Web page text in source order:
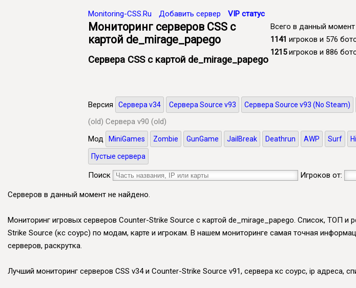
Monitoring-CSS.Ru Добавить сервер
VIP статус
Всего в данный момент
1141 игроков и 576
1215игроков и 886
Мониторинг серверов CSS с
картой de_mirage_papego
Сервера CSS с картой de_mirage_papego
Версия Сервера v34 Сервера Source v93 Сервера Source v93 (No Steam)
(old) Сервера v90 (old)
Мод
MiniGames Zombie GunGame JailBreak Deathrun AWP Surf
Пустые сервера
Поиск Игроков от:
Серверов в данный момент не найдено.
Мониторинг игровых серверов Counter-Strike Source с картой de_mirage_papego. Список, ТОП и
Strike Source (кс соурс) по модам, карте и игрокам. В нашем мониторинге самая точная
серверов, раскрутка.
Лучший мониторинг серверов CSS v34 и Counter-Strike Source v91, сервера кс соурс, ip адреса,